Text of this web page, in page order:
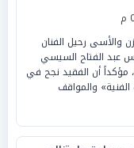
والأسى رحيل الفنان
عبد الفتاح السيسي
مؤكداً أن الفقيد نجح في
الفنية» والمواقف